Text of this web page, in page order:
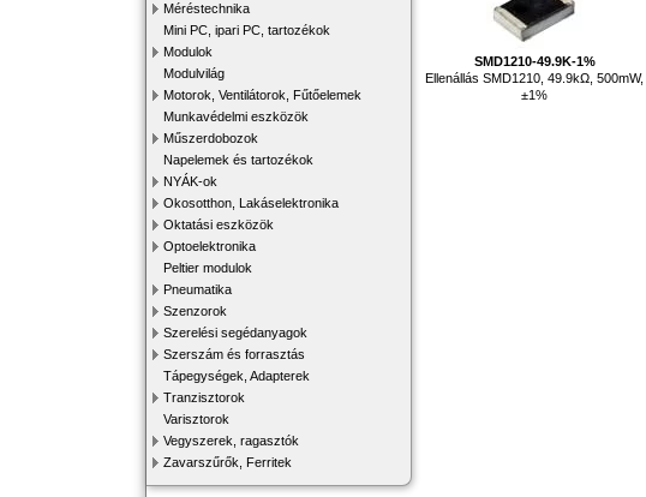
Méréstechnika
Mini PC, ipari PC, tartozékok
Modulok
Modulvilág
Motorok, Ventilátorok, Fűtőelemek
Munkavédelmi eszközök
Műszerdobozok
Napelemek és tartozékok
NYÁK-ok
Okosotthon, Lakáselektronika
Oktatási eszközök
Optoelektronika
Peltier modulok
Pneumatika
Szenzorok
Szerelési segédanyagok
Szerszám és forrasztás
Tápegységek, Adapterek
Tranzisztorok
Varisztorok
Vegyszerek, ragasztók
Zavarszűrők, Ferritek
SMD1210-49.9K-1%
Ellenállás SMD1210, 49.9kΩ, 500mW,
±1%